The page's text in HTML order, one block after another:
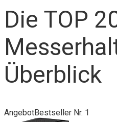
Die TOP
Überblick
AngebotBestseller Nr. 1